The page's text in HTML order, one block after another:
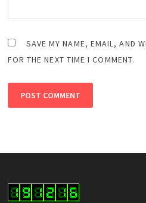
SAVE MY NAME, EMAIL, AND
FOR THE NEXT TIME I COMMENT.